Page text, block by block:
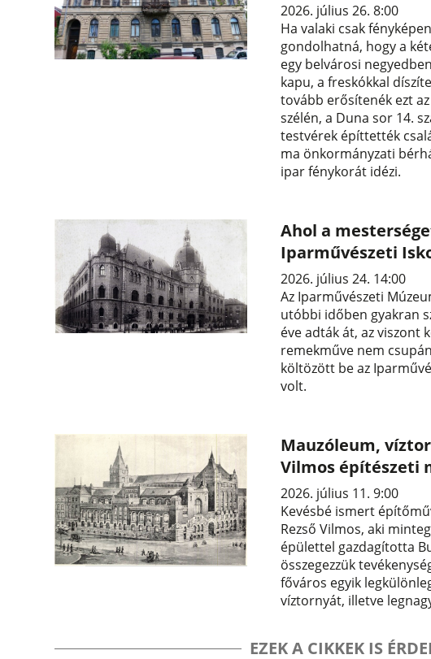
2026. július 26. 8:00
Ha valaki csak
gondolhatná, hogy a
egy belvárosi
kapu, a freskókkal
tovább erősítenék ezt
szélén, a Duna sor 14.
testvérek építtették
ma önkormányzati
ipar fénykorát idézi.
Ahol a
Iparművészeti
2026. július 24. 14:00
Az Iparművészeti
utóbbi időben gyakran
éve adták át, az viszont
remekműve nem
költözött be az
volt.
Mauzóleum,
Vilmos építészeti
2026. július 11. 9:00
Kevésbé ismert
Rezső Vilmos, aki
épülettel gazdagította
összegezzük
főváros egyik
víztornyát, illetve
EZEK A CIKKEK IS